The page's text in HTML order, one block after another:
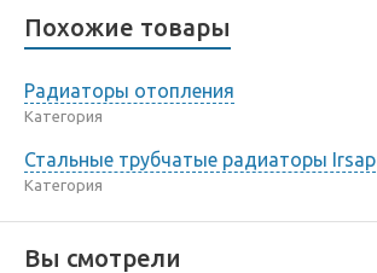
Похожие товары
Радиаторы отопления
Категория
Стальные трубчатые радиаторы Irsap
Категория
Вы смотрели